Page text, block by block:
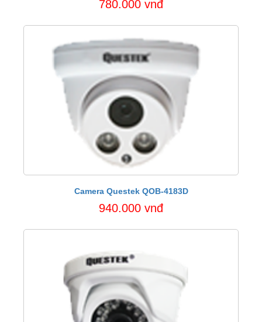
780.000 vnđ
Camera Questek QOB-4183D
940.000 vnđ